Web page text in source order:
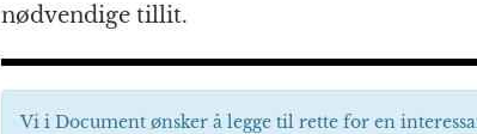
nødvendige tillit.
Vi i Document ønsker å legge til rette for en